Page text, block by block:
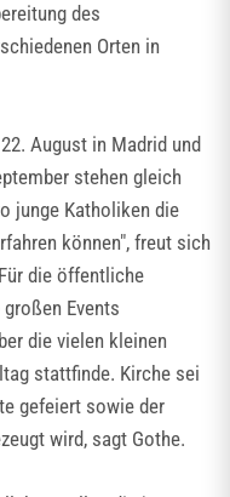
des
Orten in
August in Madrid und
stehen gleich
junge Katholiken die
können", freut sich
die öffentliche
Events
die vielen kleinen
stattfinde. Kirche sei
gefeiert sowie der
wird, sagt Gothe.